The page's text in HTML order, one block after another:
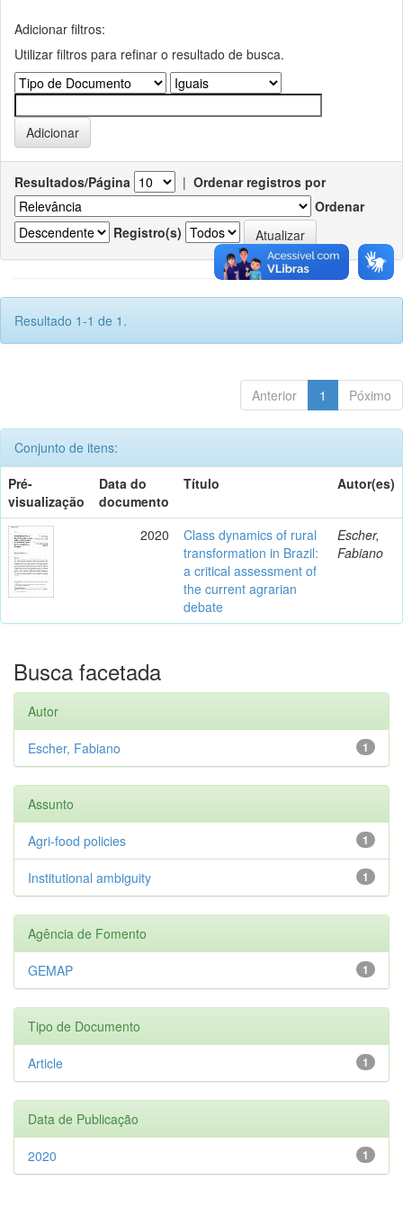
Adicionar filtros:
Utilizar filtros para refinar o resultado de busca.
Resultados/Página | Ordenar registros por
Ordenar
Registro(s)
Resultado 1-1 de 1.
Anterior 1 Póximo
Conjunto de itens:
Pré-
visualização
Data do
documento
Título Autor(es)
2020
Class dynamics of rural
transformation in Brazil:
a critical assessment of
the current agrarian
debate
Escher,
Fabiano
Busca facetada
Autor
1
Escher, Fabiano
Assunto
1
Agri-food policies
1
Institutional ambiguity
Agência de Fomento
1
GEMAP
Tipo de Documento
1
Article
Data de Publicação
1
2020